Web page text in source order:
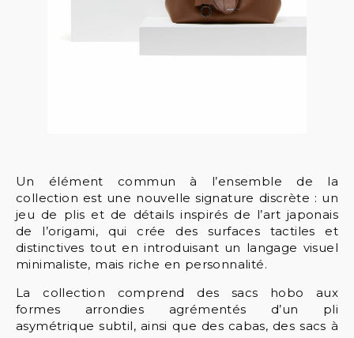
Un élément commun à l’ensemble de la
collection est une nouvelle signature discrète : un
jeu de plis et de détails inspirés de l’art japonais
de l’origami, qui crée des surfaces tactiles et
distinctives tout en introduisant un langage visuel
minimaliste, mais riche en personnalité.
La collection comprend des sacs hobo aux
formes arrondies agrémentés d’un pli
asymétrique subtil, ainsi que des cabas, des sacs à